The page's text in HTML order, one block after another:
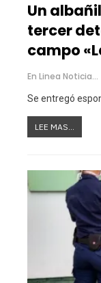
Un
tercer
campo
En Linea Noticias
Se entregó
LEE MAS...